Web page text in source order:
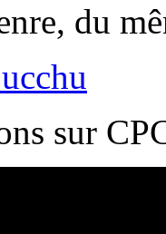
du
sur